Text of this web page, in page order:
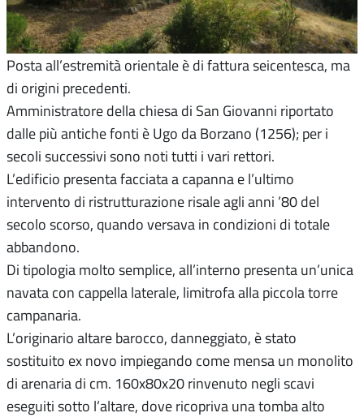
Posta all’estremità orientale è di fattura seicentesca, ma
di origini precedenti.
Amministratore della chiesa di San Giovanni riportato
dalle più antiche fonti è Ugo da Borzano (1256); per i
secoli successivi sono noti tutti i vari rettori.
L’edificio presenta facciata a capanna e l’ultimo
intervento di ristrutturazione risale agli anni ’80 del
secolo scorso, quando versava in condizioni di totale
abbandono.
Di tipologia molto semplice, all’interno presenta un’unica
navata con cappella laterale, limitrofa alla piccola torre
campanaria.
L’originario altare barocco, danneggiato, è stato
sostituito ex novo impiegando come mensa un monolito
di arenaria di cm. 160x80x20 rinvenuto negli scavi
eseguiti sotto l’altare, dove ricopriva una tomba alto